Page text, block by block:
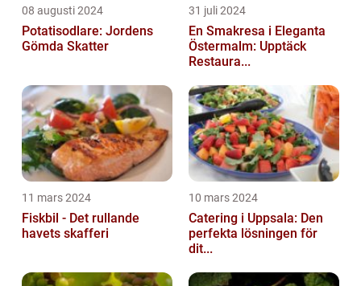
08 augusti 2024
Potatisodlare: Jordens
Gömda Skatter
31 juli 2024
En Smakresa i Eleganta
Östermalm: Upptäck
Restaura...
11 mars 2024
Fiskbil - Det rullande
havets skafferi
10 mars 2024
Catering i Uppsala: Den
perfekta lösningen för
dit...